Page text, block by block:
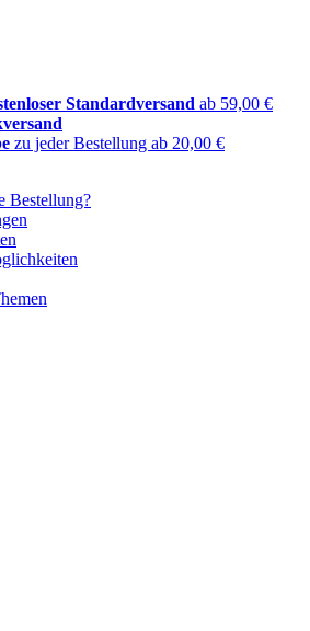
Standardversand ab 59,00 €
zu jeder Bestellung ab 20,00 €
Bestellung?